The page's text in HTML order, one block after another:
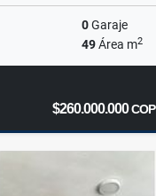
0Garaje
49Área m2
$260.000.000COP